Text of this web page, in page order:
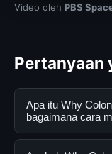
Video oleh PBS
Pertanyaan
Apa itu Why
bagaimana cara
Why Colonize